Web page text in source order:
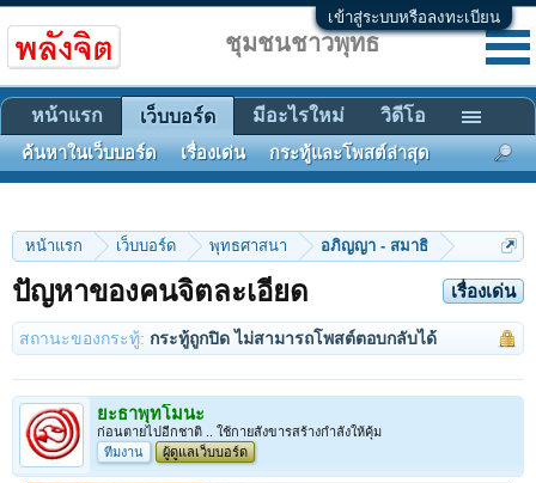
เข้าสู่ระบบหรือลงทะเบียน
หน้าแรก เว็บบอร์ด พุทธศาสนา อภิญญา - สมาธิ
เรื่องเด่น
ปัญหาของคนจิตละเอียด
สถานะของกระทู้: กระทู้ถูกปิด ไม่สามารถโพสต์ตอบกลับได้
ยะธาพุทโมนะ
ก่อนตายไปอีกชาติ .. ใช้กายสังขารสร้างกำลังให้คุ้ม
ทีมงาน
ผู้ดูแลเว็บบอร์ด
ชุมชนชาวพุทธ
หน้าแรก เว็บบอร์ด
ค้นหาในเว็บบอร์ด เรื่องเด่น กระทู้และโพสต์ล่าสุด
มีอะไรใหม่ วิดีโอ